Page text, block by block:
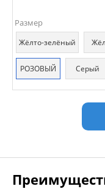
Размер
Жёлто-зелёный
РОЗОВЫЙ Серый